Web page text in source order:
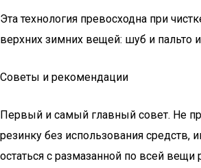
Эта технология превосходна при
верхних зимних вещей: шуб и пальто
Советы и рекомендации
Первый и самый главный совет. Не
резинку без использования средств,
остаться с размазанной по всей вещи